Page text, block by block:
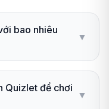
bao nhiêu
▼
Quizlet để chơi
▼